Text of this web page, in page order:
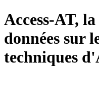
Access-AT,
données sur
techniques